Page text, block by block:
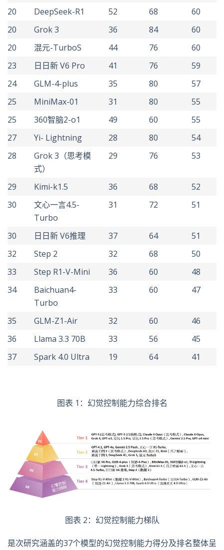
20
DeepSeek-R1 52 68
60
20
Grok 3 36 84
60
20
混元-TurboS 44 76
60
23
日日新 V6 Pro 41 76
59
24
GLM-4-plus 35 80
57
25
MiniMax-01 31 80
55
25
360智脑2-o1 49 60
55
27
Yi- Lightning 28 80
54
28
Grok 3（思考模
式）
29 76 53
29 Kimi-k1.5 36 68
52
30
文心一言4.5-
Turbo
31 72 51
30 日日新 V6推理 37 64
51
32
Step 2 32 68
50
33
Step R1-V-Mini 36 60
48
34
Baichuan4-
Turbo
33 60 47
35 GLM-Z1-Air 32 60
46
36
Llama 3.3 70B 33 56
45
37
Spark 4.0 Ultra 19 64 41
图表 1：幻觉控制能力综合排名
图表 2：幻觉控制能力梯队
是次研究涵盖的37个模型的幻觉控制能力得分及排名整体呈